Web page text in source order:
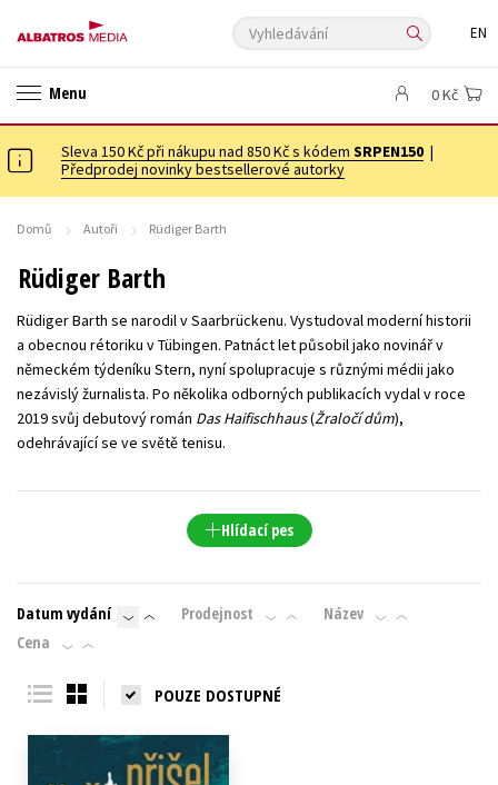
Vyhledávání EN
Menu
✉️ DÁRKOVÉ POUKAZY
Auto - moto
Beletrie pro děti
Dárkové publikace
Dárkové zboží
Esoterika a duchovní svět
Kuchařky
New Adult Ostatní Počítače
Poezie
Populárně - naučná pro dospělé
Populárně - naučné pro děti
Předškoláci
Příroda a zahrada
Přírodní vědy
Společnost, politika
Umění a kultura
Výchova a pedagogika
Young adult
Zahraniční literatura
Všechny tituly
0 Kč
Sleva 150 Kč při nákupu nad 850 Kč s kódem SRPEN150 |
Předprodej novinky bestsellerové autorky
Domů Autoři Rüdiger Barth
Rüdiger Barth
Rüdiger Barth se narodil v Saarbrückenu. Vystudoval moderní historii
a obecnou rétoriku v Tübingen. Patnáct let působil jako novinář v
německém týdeníku Stern, nyní spolupracuje s různými médii jako
nezávislý žurnalista. Po několika odborných publikacích vydal v roce
2019 svůj debutový román Das Haifischhaus(Žraločí dům),
odehrávající se ve světě tenisu.
Hlídací pes
Datum vydání Prodejnost
Název
Cena
POUZE DOSTUPNÉ